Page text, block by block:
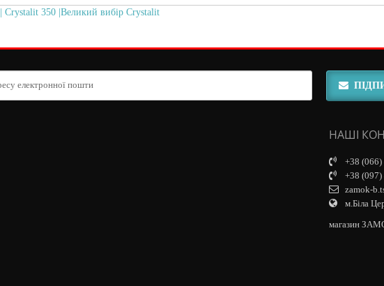
Crystalit 350 |Великий вибір Crystalit
НАШІ
+38 (066)
+38 (097)
zamok-
м.Біла
магазин